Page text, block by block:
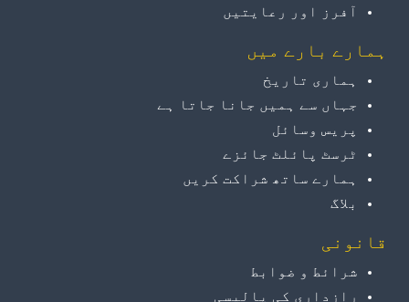
آفرز اور رعایتیں
ہمارے بارے میں
ہماری تاریخ
جہاں سے ہمیں جانا جاتا ہے
پریس وسائل
ٹرسٹ پائلٹ جائزے
ہمارے ساتھ شراکت کریں
بلاگ
قانونی
شرائط و ضوابط
رازداری کی پالیسی